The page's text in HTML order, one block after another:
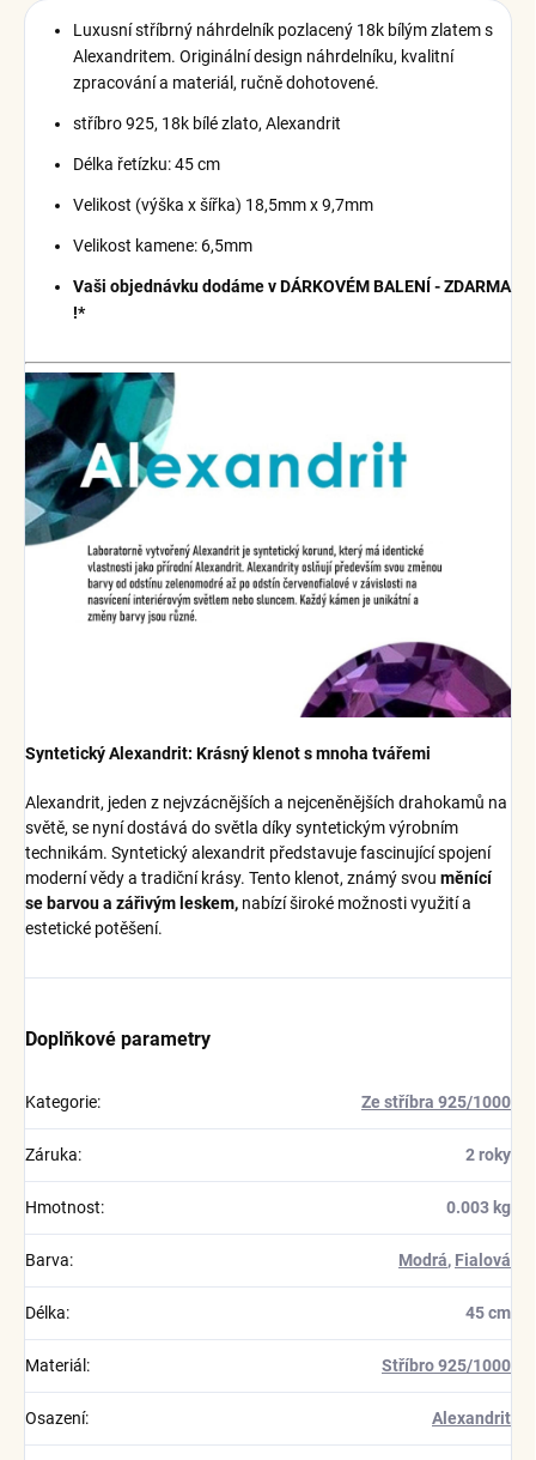
Luxusní stříbrný náhrdelník pozlacený 18k bílým zlatem s
Alexandritem. Originální design náhrdelníku, kvalitní
zpracování a materiál, ručně dohotovené.
stříbro 925, 18k bílé zlato, Alexandrit
Délka řetízku: 45 cm
Velikost (výška x šířka) 18,5mm x 9,7mm
Velikost kamene: 6,5mm
Vaši objednávku dodáme v DÁRKOVÉM BALENÍ - ZDARMA
!*
Syntetický Alexandrit: Krásný klenot s mnoha tvářemi
Alexandrit, jeden z nejvzácnějších a nejceněnějších drahokamů na
světě, se nyní dostává do světla díky syntetickým výrobním
technikám. Syntetický alexandrit představuje fascinující spojení
moderní vědy a tradiční krásy. Tento klenot, známý svou měnící
se barvou a zářivým leskem, nabízí široké možnosti využití a
estetické potěšení.
Doplňkové parametry
Kategorie: Ze stříbra 925/1000
Záruka: 2 roky
Hmotnost: 0.003 kg
Barva: Modrá, Fialová
Délka: 45 cm
Materiál : Stříbro 925/1000
Osazení: Alexandrit